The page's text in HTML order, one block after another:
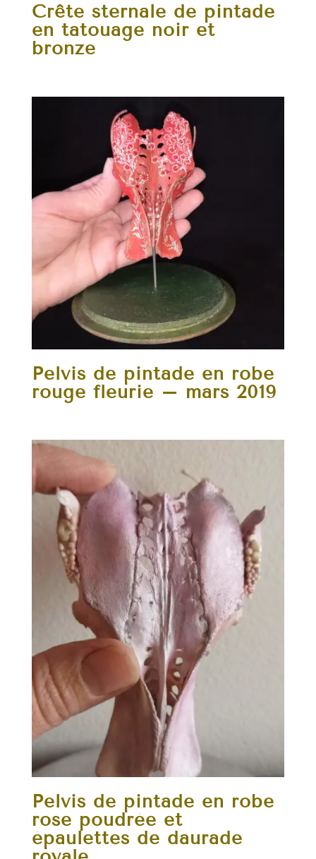
Crête sternale de pintade
en tatouage noir et
bronze
Pelvis de pintade en robe
rouge fleurie – mars 2019
Pelvis de pintade en robe
rose poudrée et
épaulettes de daurade